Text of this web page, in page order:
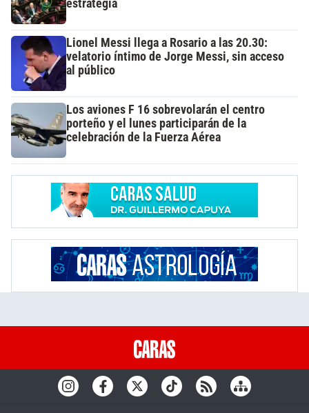
estrategia
Lionel Messi llega a Rosario a las 20.30:
velatorio íntimo de Jorge Messi, sin acceso
al público
Los aviones F 16 sobrevolarán el centro
porteño y el lunes participarán de la
celebración de la Fuerza Aérea